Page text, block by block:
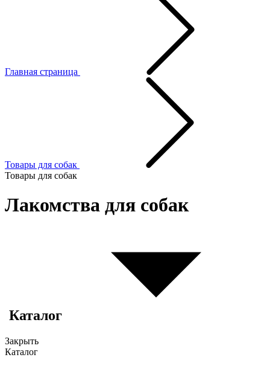
Главная страница
Товары для собак
Товары для собак
Лакомства для собак
Каталог
Закрыть
Каталог